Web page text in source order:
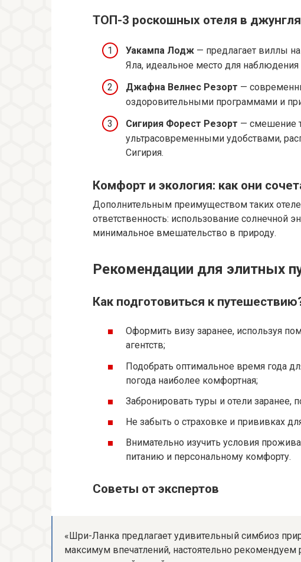
ТОП-3 роскошных отеля в
Уакампа Лодж — предлагает виллы
Яла, идеальное место для наблюдения
Джафна Велнес Резорт —
оздоровительными программами и
Сигирия Форест Резорт — смешение
ультрасовременными удобствами,
Сигирия.
Комфорт и экология: как они
Дополнительным преимуществом таких
ответственность: использование солнечной
минимальное вмешательство в природу.
Рекомендации для элитных
Как подготовиться к
Оформить визу заранее, используя
агентств;
Подобрать оптимальное время года
погода наиболее комфортная;
Забронировать туры и отели заранее,
Не забыть о страховке и прививках
Внимательно изучить условия
питанию и персональному комфорту.
Советы от экспертов
«Шри-Ланка предлагает удивительный симбиоз
максимум впечатлений, настоятельно рекомендуем